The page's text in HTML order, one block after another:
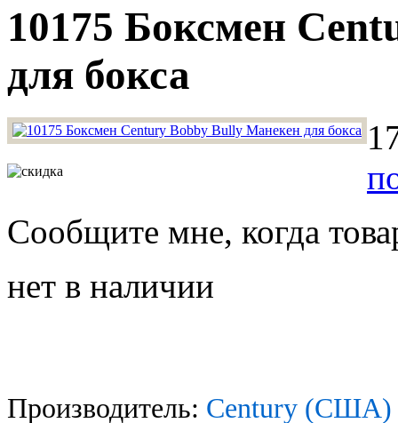
10175 Боксмен
для бокса
Сообщите мне, когда
нет в наличии
Производитель: Century (США)